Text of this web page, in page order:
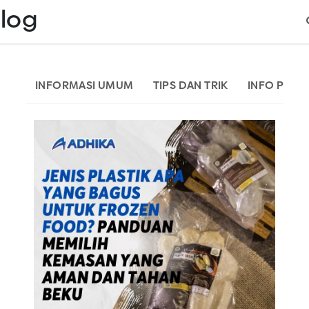
INFORMASI UMUM TIPS DAN TRIK INFO